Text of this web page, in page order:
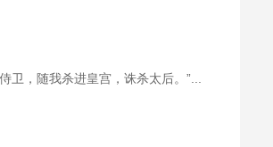
，随我杀进皇宫，诛杀太后。”...